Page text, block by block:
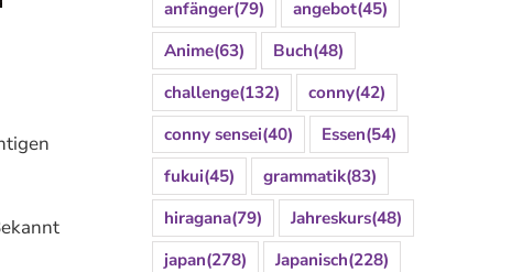
anfänger(79) angebot(45)
Anime(63) Buch(48)
challenge(132) conny(42)
conny sensei(40) Essen(54)
fukui(45) grammatik(83)
hiragana(79) Jahreskurs(48)
japan(278) Japanisch(228)